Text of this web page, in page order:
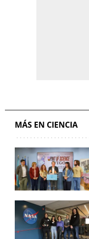
MÁS EN CIENCIA